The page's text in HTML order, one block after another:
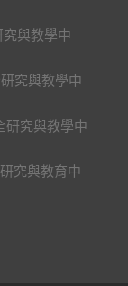
與教學中
究與教學中
研究與教學中
究與教育中